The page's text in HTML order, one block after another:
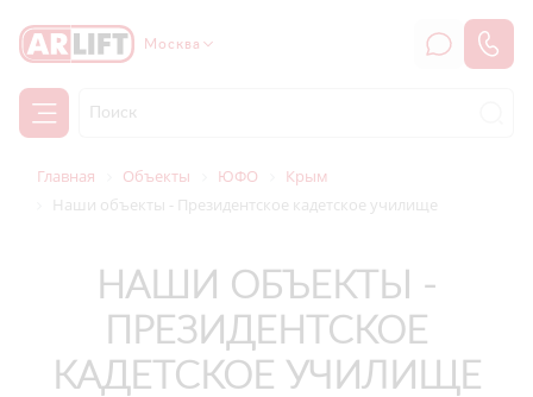
Москва
Главная Объекты ЮФО
Крым
Наши объекты - Президентское кадетское училище
НАШИ ОБЪЕКТЫ -
ПРЕЗИДЕНТСКОЕ
КАДЕТСКОЕ УЧИЛИЩЕ